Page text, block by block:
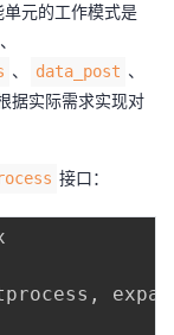
元的工作模式是
、
、 data_post 、
据实际需求实现对
接口：
,